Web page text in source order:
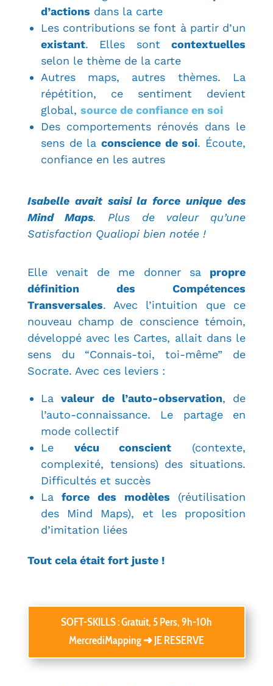
d’actions dans la carte
Les contributions se font à partir d’un
existant. Elles sontcontextuelles
selon le thème de la carte
Autres maps, autres thèmes. La
répétition, ce sentiment devient
global, source de confiance en soi
Des comportements rénovés dans le
sens de la conscience de soi. Écoute,
confiance en les autres
Isabelle avait saisi la force unique des
Mind Maps. Plus de valeur qu’une
Satisfaction Qualiopi bien notée !
Elle venait de me donner sa propre
définition des Compétences
Transversales. Avec l’intuition que ce
nouveau champ de conscience témoin,
développé avec les Cartes, allait dans le
sens du “Connais-toi, toi-même” de
Socrate. Avec ces leviers :
Lavaleur de l’auto-observation, de
l’auto-connaissance. Le partage en
mode collectif
Le vécu conscient (contexte,
complexité, tensions) des situations.
Difficultés et succès
Laforce des modèles (réutilisation
des Mind Maps), et les proposition
d’imitation liées
Tout cela était fort juste !
SOFT-SKILLS : Gratuit, 5 Pers, 9h-10h
MercrediMapping ➜ JE RESERVE